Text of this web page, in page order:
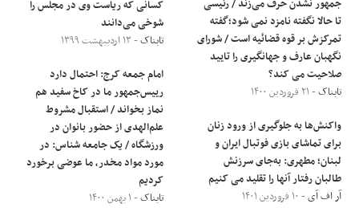
جمهور نشدن حرف می‌زند / رئیسی
تا حالا نگفته نامزد نمی شود؛گفته
تمرکزش بر قوه قضائیه است / شورای
نگهبان عارف و جهانگیری را تایید
صلاحیت می کند؟
تابناک- ۲۱ فروردین ۱۴۰۰
واکنش‌ها به جلوگیری از ورود زنان
برای تماشای بازی فوتبال ایران و
لبنان؛ مطهری: به‌جای سرزنش
طالبان رفتار آنها را تقلید می کنیم
آر اف آی- ۱۰ فروردین ۱۴۰۱
کسانی که ریاست وی در مجلس را
شوخی می‌دانند
تابناک- ۱۳ اردیبهشت ۱۳۹۹
امام جمعه کرج: احتمال دارد
رییس‌جمهور ما در کاخ سفید هم
نماز بخواند / استقبال مشروط
علم‌الهدی از حضور بانوان در
ورزشگاه‌‌ / یک جامعه شناس: در
مورد مواد مخدر، ما عوضی برخورد
کردیم
تابناک- ۱ بهمن ۱۴۰۰